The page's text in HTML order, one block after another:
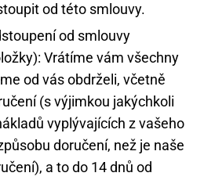
od této smlouvy.
od smlouvy
Vrátíme vám všechny
od vás obdrželi, včetně
(s výjimkou jakýchkoli
vyplývajících z vašeho
doručení, než je naše
a to do 14 dnů od